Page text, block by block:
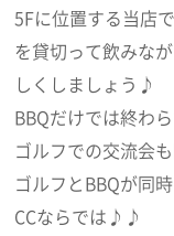
5Fに位置する当店
を貸切って飲みな
しくしましょう♪
BBQだけでは終わ
ゴルフでの交流会
ゴルフとBBQが同
CCならでは♪♪